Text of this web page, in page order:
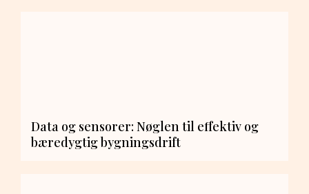
Data og sensorer: Nøglen til effektiv og
bæredygtig bygningsdrift